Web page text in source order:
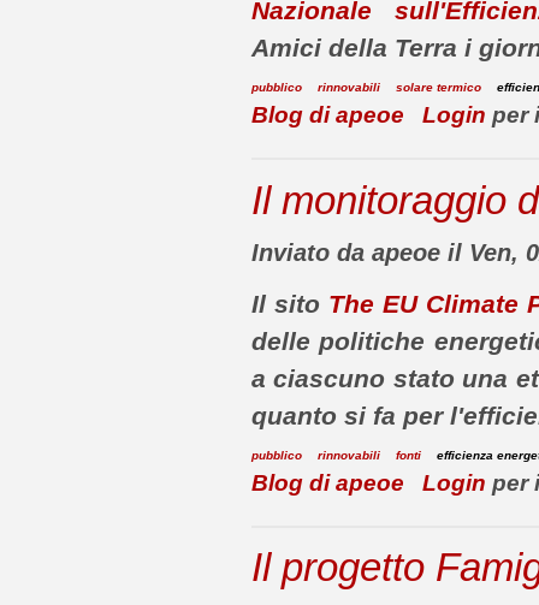
Nazionale
Amici della Terra i
pubblico rinnovabili solare termico
Blog di apeoe Login per
Il monitoraggio
Inviato da apeoe il Ven,
Il sito The EU Climate
delle politiche
a ciascuno stato una
quanto si fa per
pubblico rinnovabili fonti efficienza
Blog di apeoe Login per
Il progetto